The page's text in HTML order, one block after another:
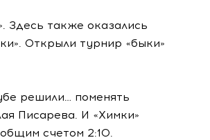
Здесь также оказались
Открыли турнир «быки»
решили… поменять
Писарева. И «Химки»
счетом 2:10.